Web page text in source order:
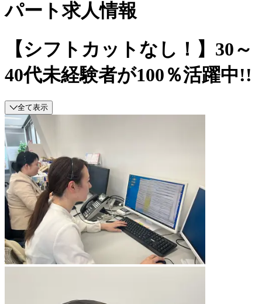
パート求人情報
【シフトカットなし！】30～
40代未経験者が100％活躍中!!
全て表示